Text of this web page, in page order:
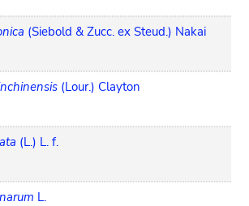
(Siebold & Zucc. ex Steud.) Nakai
(Lour.) Clayton
(L.) L. f.
L.